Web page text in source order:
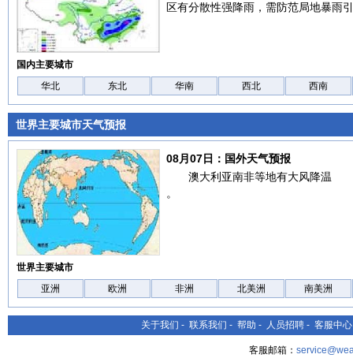
区有分散性强降雨，需防范局地暴雨
国内主要城市
华北
东北 华南 西北 西南
世界主要城市天气预报
08月07日：国外天气预报
澳大利亚南非等地有大风降温
。
世界主要城市
亚洲
欧洲 非洲 北美洲 南美洲
关于我们 - 联系我们 - 帮助 - 人员招聘 - 客服中心
客服邮箱：